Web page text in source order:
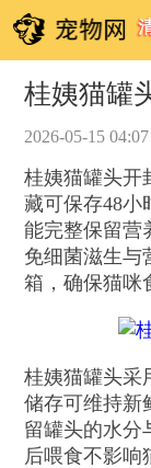
桂姨猫罐
2026-05-15 04:07
桂姨猫罐头开
藏可保存48小
能完整保留营
免细菌滋生与
箱，确保猫咪
桂姨猫罐头采
储存可维持新
留罐头的水分
后喂食不影响